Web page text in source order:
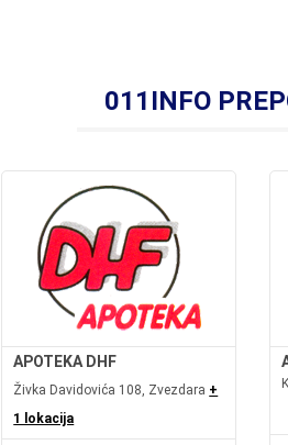
011INFO
APOTEKA DHF
Živka Davidovića 108, Zvezdara +
1 lokacija